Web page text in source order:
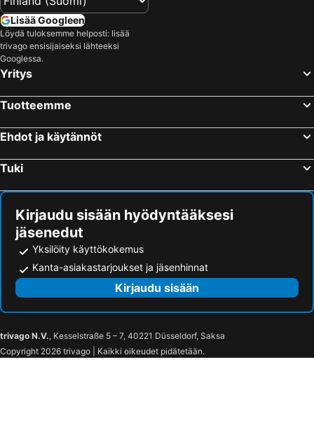
Kolarin rautatieasema
Rovaniemen keskuskenttä
Kemijärven rautatieasema
Ivalo Airport
Lapland Safaris
Korundi
Dundret
Rovaniemi Bus Station
Kiruna kyrka
Enontekiö Airport
Ishotellet
Kiruna Airport
Gällivare Airport
LKAB visningsgruva InfoMine
Lisää Googleen
Löydä tuloksemme helposti: lisää
trivago ensisijaiseksi lähteeksi
Googlessa.
Yritys
Tuotteemme
Ehdot ja käytännöt
Tuki
Kirjaudu sisään hyödyntääksesi
jäsenedut
Yksilöity käyttökokemus
Kanta-asiakastarjoukset ja jäsenhinnat
Kirjaudu sisään
trivago N.V., Kesselstraße 5 – 7, 40221 Düsseldorf, Saksa
Copyright 2026 trivago | Kaikki oikeudet pidätetään.